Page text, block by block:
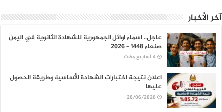
آخر الأخبار
عاجل.. اسماء اوائل الجمهورية للشهادة الثانوية في اليمن
صنعاء 1448 – 2026
اعلان نتيجة اختبارات الشهادة الأساسية وطريقة الحصول
عليها
20/06/2026